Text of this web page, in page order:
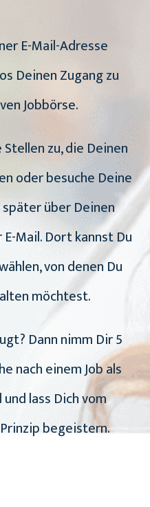
E-Mail-Adresse
Deinen Zugang zu
Jobbörse.
zu, die Deinen
oder besuche Deine
über Deinen
Mail. Dort kannst Du
von denen Du
möchtest.
Dann nimm Dir 5
nach einem Job als
lass Dich vom
begeistern.